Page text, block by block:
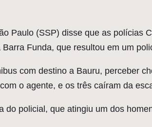
Paulo (SSP) disse que as polícias
Funda, que resultou em um
com destino a Bauru, perceber
o agente, e os três caíram da
policial, que atingiu um dos